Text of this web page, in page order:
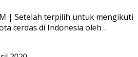
| Setelah terpilih untuk mengikuti
cerdas di Indonesia oleh…